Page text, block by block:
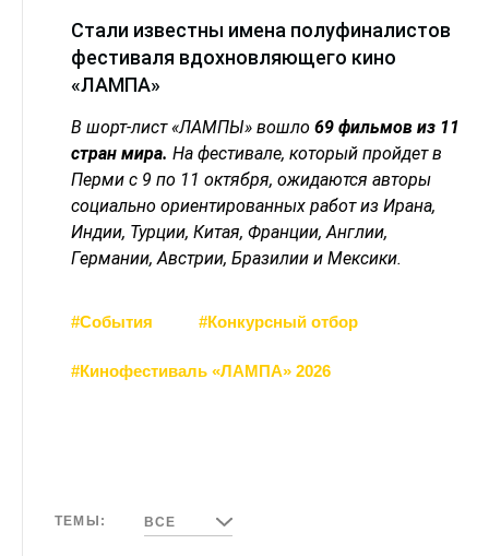
Стали известны имена полуфиналистов
фестиваля вдохновляющего кино
«ЛАМПА»
В шорт-лист «ЛАМПЫ» вошло 69 фильмов из 11
стран мира. На фестивале, который пройдет в
Перми с 9 по 11 октября, ожидаются авторы
социально ориентированных работ из Ирана,
Индии, Турции, Китая, Франции, Англии,
Германии, Австрии, Бразилии и Мексики.
#События #Конкурсный отбор
#Кинофестиваль «ЛАМПА» 2026
ТЕМЫ: ВСЕ